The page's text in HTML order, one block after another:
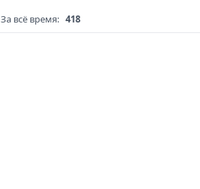
За всё время: 418